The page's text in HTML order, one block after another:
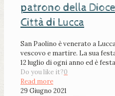
patrono della
Città di Lucca
San Paolino è venerato a
vescovo e martire. La sua
12 luglio di ogni anno ed è
Do you like it?0
Read more
29 Giugno 2021